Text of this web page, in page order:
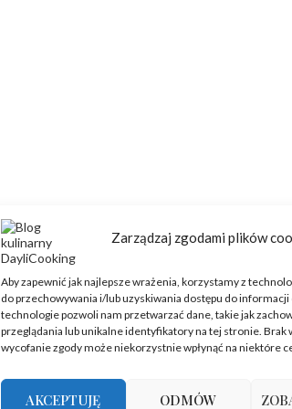
Zarządzaj zgodami plików
Aby zapewnić jak najlepsze wrażenia, korzystamy z
do przechowywania i/lub uzyskiwania dostępu do informacji
technologie pozwoli nam przetwarzać dane, takie jak
przeglądania lub unikalne identyfikatory na tej stronie. Brak
wycofanie zgody może niekorzystnie wpłynąć na niektóre
AKCEPTUJĘ ODMÓW